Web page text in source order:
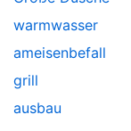
warmwasser
ameisenbefall
grill
ausbau